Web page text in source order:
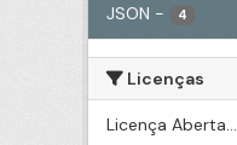
JSON - 4
Licenças
Licença Aberta...